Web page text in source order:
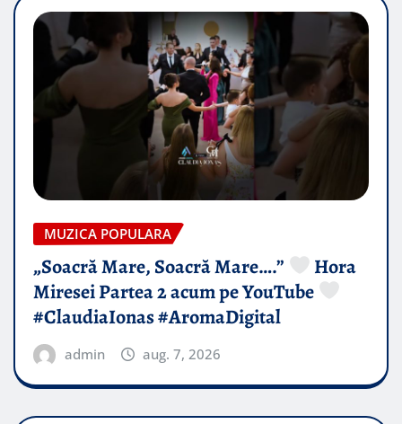
MUZICA POPULARA
„Soacră Mare, Soacră Mare….”
Hora
Miresei Partea 2 acum pe YouTube
#ClaudiaIonas #AromaDigital
admin aug. 7, 2026